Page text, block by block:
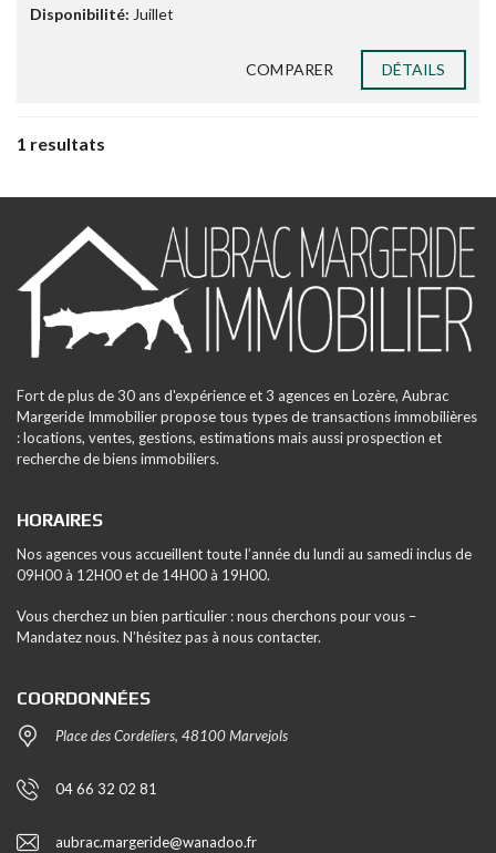
Disponibilité: Juillet
COMPARER DÉTAILS
1 resultats
Fort de plus de 30 ans d'expérience et 3 agences en Lozère, Aubrac
Margeride Immobilier propose tous types de transactions immobilières
: locations, ventes, gestions, estimations mais aussi prospection et
recherche de biens immobiliers.
HORAIRES
Nos agences vous accueillent toute l’année du lundi au samedi inclus de
09H00 à 12H00 et de 14H00 à 19H00.
Vous cherchez un bien particulier : nous cherchons pour vous –
Mandatez nous. N’hésitez pas à nous contacter.
COORDONNÉES
Place des Cordeliers, 48100 Marvejols
04 66 32 02 81
aubrac.margeride@wanadoo.fr